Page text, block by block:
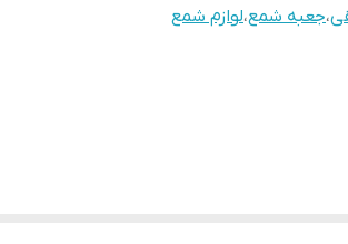
،جعبه شمع،لوازم شمع